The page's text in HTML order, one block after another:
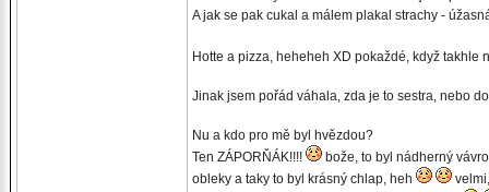
A jak se pak cukal a málem plakal strachy -
Hotte a pizza, heheheh XD pokaždé, když
Jinak jsem pořád váhala, zda je to sestra, nebo
Nu a kdo pro mě byl hvězdou?
Ten ZÁPORŇÁK!!!!
bože, to byl nádherný
obleky a taky to byl krásný chlap, heh